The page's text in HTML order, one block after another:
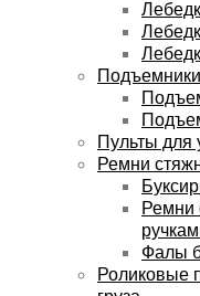
Подъемники
Пульты для
Ремни
Ремни
Фалы
Роликовые